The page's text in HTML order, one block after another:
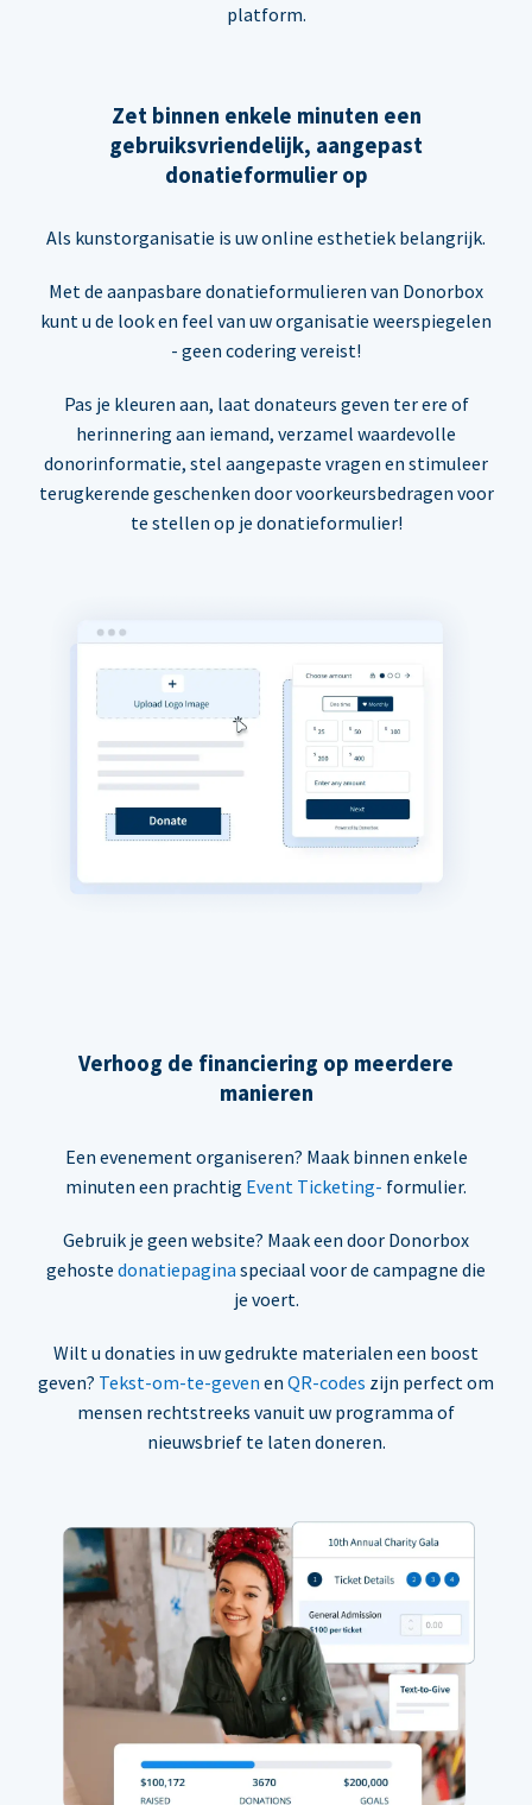
platform.
Zet binnen enkele minuten een
gebruiksvriendelijk, aangepast
donatieformulier op
Als kunstorganisatie is uw online esthetiek belangrijk.
Met de aanpasbare donatieformulieren van Donorbox
kunt u de look en feel van uw organisatie weerspiegelen
- geen codering vereist!
Pas je kleuren aan, laat donateurs geven ter ere of
herinnering aan iemand, verzamel waardevolle
donorinformatie, stel aangepaste vragen en stimuleer
terugkerende geschenken door voorkeursbedragen voor
te stellen op je donatieformulier!
Verhoog de financiering op meerdere
manieren
Een evenement organiseren? Maak binnen enkele
minuten een prachtig Event Ticketing- formulier.
Gebruik je geen website? Maak een door Donorbox
gehoste donatiepagina speciaal voor de campagne die
je voert.
Wilt u donaties in uw gedrukte materialen een boost
geven? Tekst-om-te-geven en QR-codes zijn perfect om
mensen rechtstreeks vanuit uw programma of
nieuwsbrief te laten doneren.